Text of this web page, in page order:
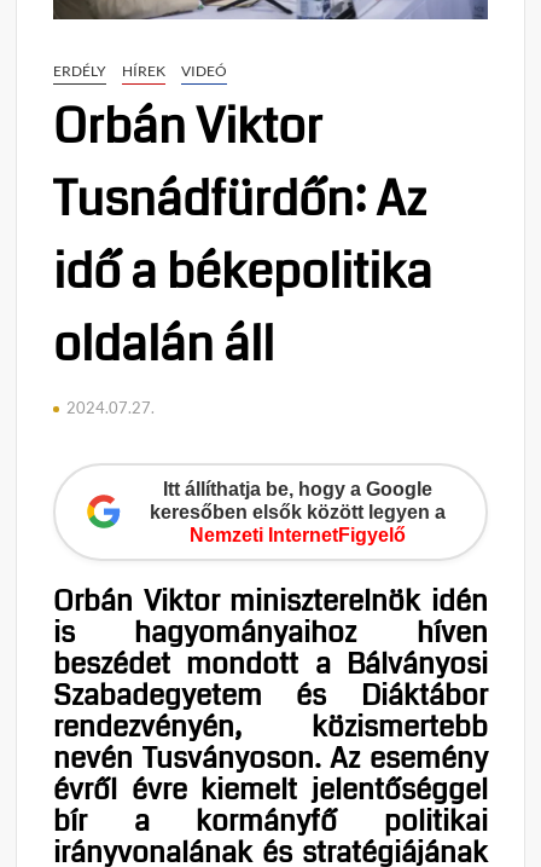
ERDÉLY HÍREK VIDEÓ
Orbán Viktor
Tusnádfürdőn: Az
idő a békepolitika
oldalán áll
2024.07.27.
Itt állíthatja be, hogy a Google
keresőben elsők között legyen a
Nemzeti InternetFigyelő
Orbán Viktor miniszterelnök idén
is hagyományaihoz híven
beszédet mondott a Bálványosi
Szabadegyetem és Diáktábor
rendezvényén, közismertebb
nevén Tusványoson. Az esemény
évről évre kiemelt jelentőséggel
bír a kormányfő politikai
irányvonalának és stratégiájának